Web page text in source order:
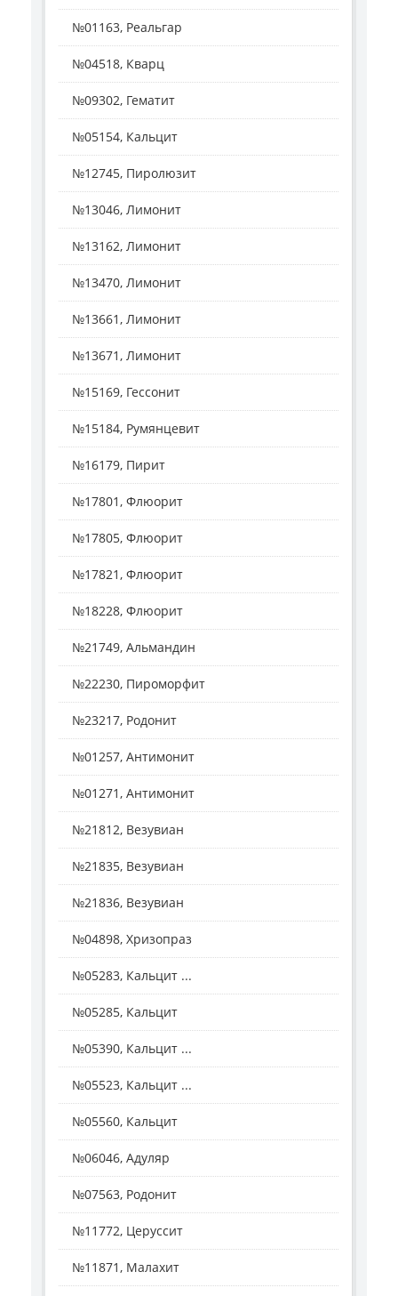
№01163, Реальгар
№04518, Кварц
№09302, Гематит
№05154, Кальцит
№12745, Пиролюзит
№13046, Лимонит
№13162, Лимонит
№13470, Лимонит
№13661, Лимонит
№13671, Лимонит
№15169, Гессонит
№15184, Румянцевит
№16179, Пирит
№17801, Флюорит
№17805, Флюорит
№17821, Флюорит
№18228, Флюорит
№21749, Альмандин
№22230, Пироморфит
№23217, Родонит
№01257, Антимонит
№01271, Антимонит
№21812, Везувиан
№21835, Везувиан
№21836, Везувиан
№04898, Хризопраз
№05283, Кальцит ...
№05285, Кальцит
№05390, Кальцит ...
№05523, Кальцит ...
№05560, Кальцит
№06046, Адуляр
№07563, Родонит
№11772, Церуссит
№11871, Малахит